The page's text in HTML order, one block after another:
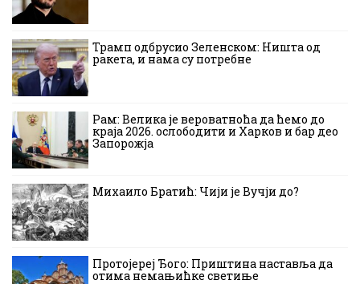
Трамп одбрусио Зеленском: Ништа од
ракета, и нама су потребне
Рам: Велика је вероватноћа да ћемо до
краја 2026. ослободити и Харков и бар део
Запорожја
Михаило Братић: Чији је Вучји до?
Протојереј Ђого: Приштина наставља да
отима немањићке светиње